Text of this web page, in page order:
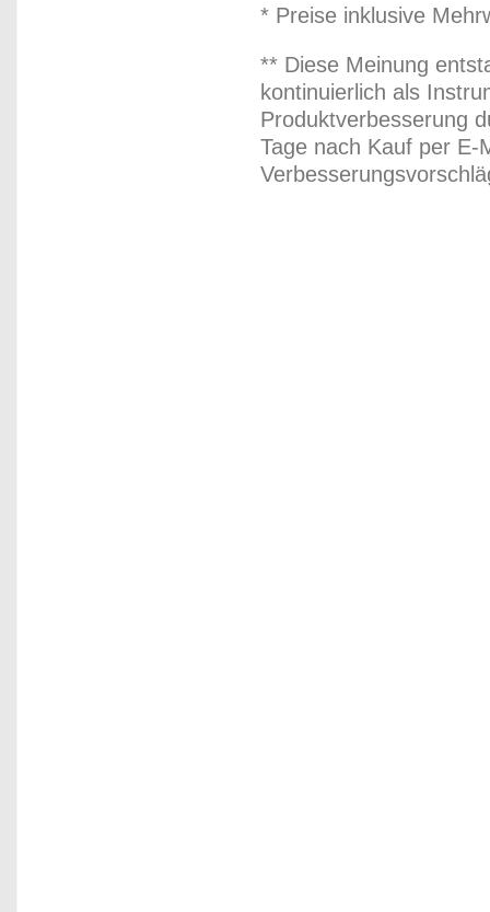
* Preise inklusive
** Diese Meinung
kontinuierlich als
Produktverbesserung
Tage nach Kauf per E-